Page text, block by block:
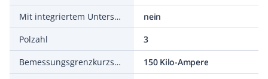
Mit integriertem Unterspannungsauslöser
nein
Polzahl
3
Bemessungsgrenzkurzschlussausschaltstrom Icu bei 400 V, AC
150 Kilo-Ampere